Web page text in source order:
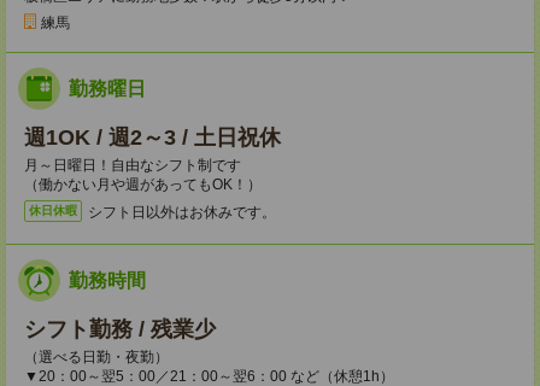
練馬
勤務曜日
週1OK / 週2～3 / 土日祝休
月～日曜日！自由なシフト制です
（働かない月や週があってもOK！）
休日休暇 シフト日以外はお休みです。
勤務時間
シフト勤務 / 残業少
（選べる日勤・夜勤）
▼20：00～翌5：00／21：00～翌6：00 など（休憩1h）